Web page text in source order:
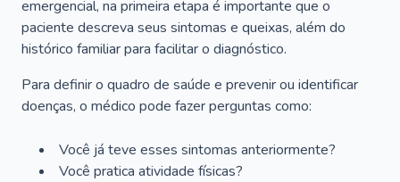
emergencial, na primeira etapa é importante que o
paciente descreva seus sintomas e queixas, além do
histórico familiar para facilitar o diagnóstico.
Para definir o quadro de saúde e prevenir ou identificar
doenças, o médico pode fazer perguntas como:
Você já teve esses sintomas anteriormente?
Você pratica atividade físicas?